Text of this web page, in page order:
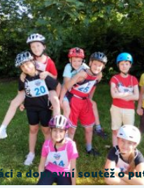
a dopravní soutěž o